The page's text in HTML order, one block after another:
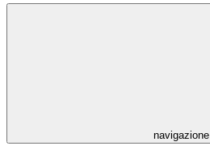
navigazione